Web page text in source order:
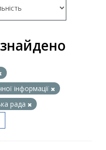
інформації
рада